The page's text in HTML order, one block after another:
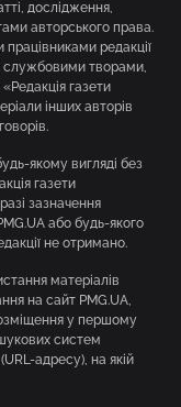
дослідження,
авторського права.
редакції
службовими творами,
газети
інших авторів
якому вигляді без
газети
зазначення
або будь-якого
не отримано.
матеріалів
на сайт PMG.UA,
у першому
систем
адресу), на якій